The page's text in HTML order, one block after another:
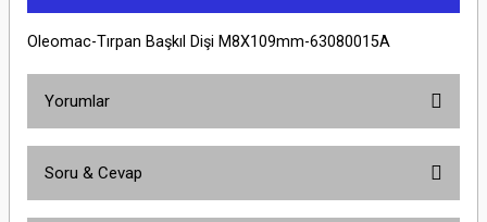
Oleomac-Tırpan Başkıl Dişi M8X109mm-63080015A
Yorumlar
Soru & Cevap